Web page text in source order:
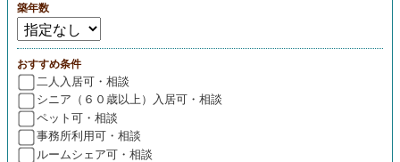
築年数
おすすめ条件
二人入居可・相談
シニア（６０歳以上）入居可・相談
ペット可・相談
事務所利用可・相談
ルームシェア可・相談